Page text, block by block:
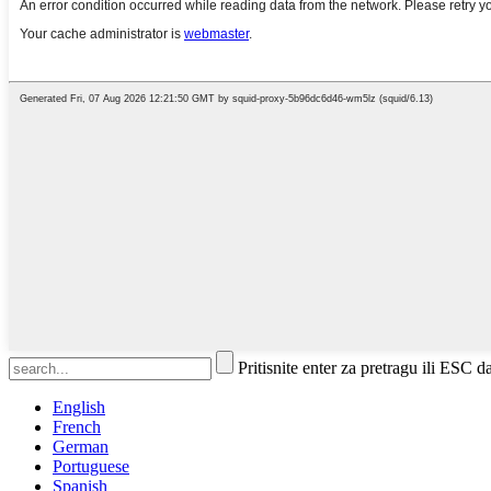
Pritisnite enter za pretragu ili ESC
English
French
German
Portuguese
Spanish